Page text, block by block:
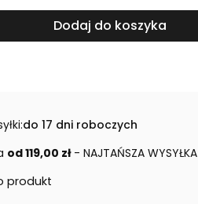
Dodaj do koszyka
do 17 dni roboczych
od 119,00 zł - NAJTAŃSZA WYSYŁKA
produkt